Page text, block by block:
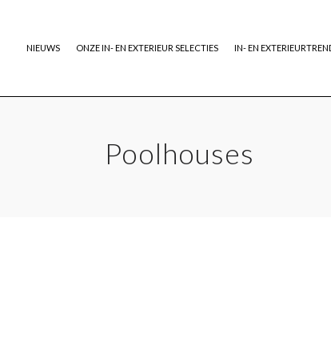
NIEUWS ONZE IN- EN EXTERIEUR SELECTIES IN- EN
Poolhouses